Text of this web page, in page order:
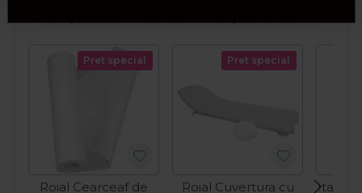
Pret special
Roial Cearceaf de
Pret special
Roial Cuvertura cu